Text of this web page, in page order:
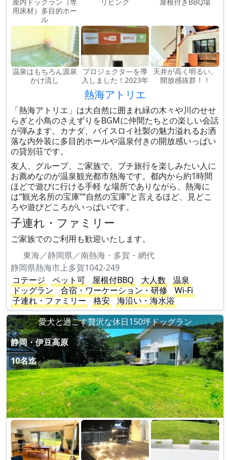
用床材）多目的ホー
ル
温泉はもちろん源泉
かけ流し
プロジェクタ―を導
入しました！2023年
天井が高く明るい。
開放感抜群！！
熱海アトリエ
「熱海アトリエ」は大自然に囲まれ緑の木々や川のせせ
らぎと小鳥のさえずりをBGMに仲間たちとの楽しい会話
が弾みます。カナダ、バイスロイ社製の魅力溢れるお洒
落な内外装に多目的ホールや温泉付きの開放感いっぱい
の貸別荘です。
友人、グループ、ご家族で、プチ旅行を楽しみたい人に
お薦めなのが温泉観光都市熱海です。都内から約1時間
ほどで遊びに行ける手軽 な場所でありながら、熱海に
は“観光名所の宝庫”“自然の宝庫”と言えるほど、見どこ
ろや遊びどころがいっぱいです。
子連れ・ファミリー
ご家族でのご利用も歓迎いたします。
東海／静岡県／南熱海・多賀・網代
静岡県熱海市上多賀1042-249
コテージ
ペット可 屋根付BBQ 大人数
温泉
ドッグラン
合宿・ワーケーション・研修
Wi-Fi
子連れ・ファミリー
格安
海沿い・海水浴
愛犬と過ごす贅沢な休日150坪ドッグラン
静岡・伊豆高原
10名迄